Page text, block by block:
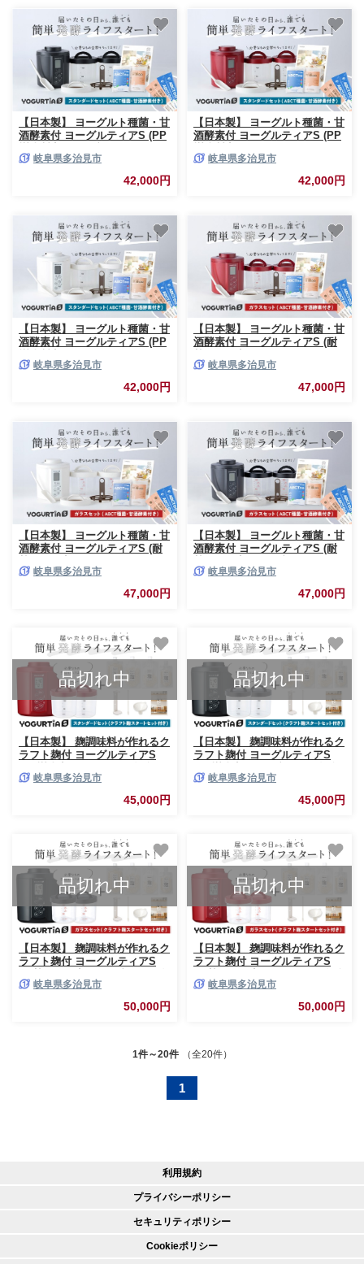
食品 甘酒 あまざけ 納豆 なっと
う 味噌 みそ 塩麹 塩こうじ ヘ
ルシー ギフト プレゼント 贈答
贈り物 送料無料 多治見市 / タ
ニカ電器販売 [TAS015]
康 発酵 発酵食品 甘酒 あまざけ
納豆 味噌 みそ 塩麹 ヘルシー
ギフト プレゼント 贈答 贈り物
送料無料 多治見市 / タニカ電器
販売 [TAS018]
【日本製】 ヨーグルト種菌・甘
酒酵素付 ヨーグルティアS (PP
ルトメーカー ヨーグルト よー
ぐると 家電 家電品 家電製品 キ
ッチン家電 調理家電 自家製 健
納豆 なっとう 味噌 みそ 塩麹
塩こうじ ヘルシー ギフト プレ
ゼント 贈答 贈り物 送料無料 多
治見市 / タニカ電器販売 ヨーグ
ルトメーカー [TAS020]
岐阜県多治見市
42,000円
【日本製】 ヨーグルト種菌・甘
酒酵素付 ヨーグルティアS (PP
トメーカー ヨーグルト よーぐ
ると 家電 家電品 家電製品 キッ
チン家電 調理家電 自家製 健康
豆 なっとう 味噌 みそ 塩麹 塩
こうじ ヘルシー ギフト プレゼ
ント 贈答 贈り物 送料無料 多治
見市 / タニカ電器販売 ヨーグル
トメーカー [TAS021]
岐阜県多治見市
42,000円
【日本製】 ヨーグルト種菌・甘
酒酵素付 ヨーグルティアS (PP
ルトメーカー ヨーグルト よー
ぐると 家電 家電品 家電製品 キ
ッチン家電 調理家電 自家製 健
納豆 なっとう 味噌 みそ 塩麹
塩こうじ ヘルシー ギフト プレ
ゼント 贈答 贈り物 送料無料 多
治見市 / タニカ電器販売 ヨーグ
ルトメーカー [TAS019]
岐阜県多治見市
42,000円
【日本製】 ヨーグルト種菌・甘
酒酵素付 ヨーグルティアS (耐
ハリオ ヨーグルトメーカー ヨ
ーグルト よーぐると 家電 家電
品 家電製品 キッチン家電 調理
甘酒 あまざけ 納豆 味噌 みそ
塩麹 ヘルシー ギフト プレゼン
ト 贈答 贈り物 送料無料 多治見
市 / タニカ電器販売 ヨーグルト
メーカー [TAS024]
岐阜県多治見市
47,000円
【日本製】 ヨーグルト種菌・甘
酒酵素付 ヨーグルティアS (耐
HARIO ハリオ ヨーグルトメー
カー ヨーグルト よーぐると 家
電 家電品 家電製品 キッチン家
噌 みそ 塩麹 ヘルシー ギフト
プレゼント 贈答 贈り物 送料無
料 多治見市 / タニカ電器販売
ヨーグルトメーカー [TAS022]
岐阜県多治見市
47,000円
【日本製】 ヨーグルト種菌・甘
酒酵素付 ヨーグルティアS (耐
HARIO ハリオ ヨーグルトメー
カー ヨーグルト よーぐると 家
電 家電品 家電製品 キッチン家
噌 みそ 塩麹 ヘルシー ギフト
プレゼント 贈答 贈り物 送料無
料 多治見市 / タニカ電器販売
ヨーグルトメーカー [TAS023]
岐阜県多治見市
47,000円
品切れ中
【日本製】 麹調味料が作れるク
ラフト麹付 ヨーグルティアS
市 / タニカ電器販売 ヨーグルト
メーカー 家電 自家製 健康 発酵
岐阜県多治見市
45,000円
品切れ中
【日本製】 麹調味料が作れるク
ラフト麹付 ヨーグルティアS
見市 / タニカ電器販売 ヨーグル
トメーカー 家電 自家製 健康 発
岐阜県多治見市
45,000円
品切れ中
【日本製】 麹調味料が作れるク
ラフト麹付 ヨーグルティアS
治見市 / タニカ電器販売 ヨーグ
ルトメーカー 家電 自家製 健康
岐阜県多治見市
50,000円
品切れ中
【日本製】 麹調味料が作れるク
ラフト麹付 ヨーグルティアS
見市 / タニカ電器販売 ヨーグル
トメーカー 家電 自家製 健康 発
岐阜県多治見市
50,000円
1件～20件 （全20件）
1
利用規約
プライバシーポリシー
セキュリティポリシー
Cookieポリシー